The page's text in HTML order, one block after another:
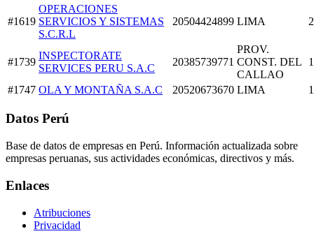
#1619
OPERACIONES
SERVICIOS Y SISTEMAS
S.C.R.L
20504424899 LIMA
#1739
INSPECTORATE
SERVICES PERU S.A.C
20385739771
PROV.
CONST. DEL
CALLAO
#1747 OLA Y MONTAÑA S.A.C 20520673670 LIMA
Datos Perú
Base de datos de empresas en Perú. Información actualizada sobre
empresas peruanas, sus actividades económicas, directivos y más.
Enlaces
Atribuciones
Privacidad